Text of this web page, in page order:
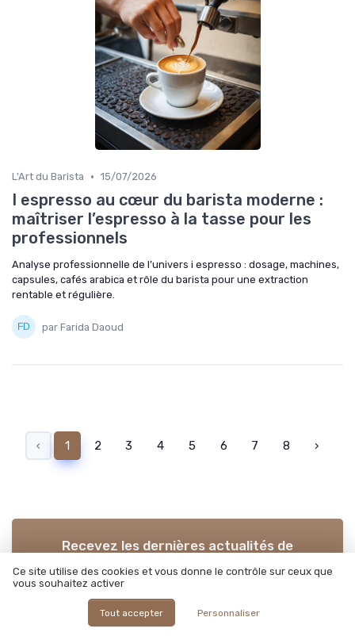
L'Art du Barista • 15/07/2026
I espresso au cœur du barista moderne :
maîtriser l’espresso à la tasse pour les
professionnels
Analyse professionnelle de l’univers i espresso : dosage, machines,
capsules, cafés arabica et rôle du barista pour une extraction
rentable et régulière.
par Farida Daoud
‹ 1 2 3 4 5 6 7 8 ›
Recevez les dernières actualités de
En remplissant ce formulaire, j’accepte d’être contacté(e) à
Ce site utilise des cookies et vous donne le contrôle sur ceux que
vous souhaitez activer
Tout accepter Personnaliser